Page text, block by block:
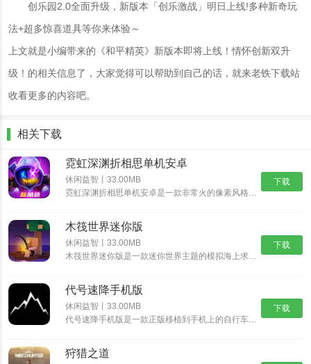
创乐园2.0全面升级，新版本「创乐激战」明日上线!多种新奇玩
法+超多惊喜道具等你来体验～
上文就是小编带来的《和平精英》新版本即将上线！情怀创新双升
级！的相关信息了，大家觉得可以帮助到自己的话，就来老铁下载站
收看更多的内容吧。
相关下载
下载
霓虹深渊折相思单机安卓
休闲益智丨33.00MB
霓虹深渊折相思单机安卓是一款非常火的像素风格动作冒险游戏，经典的像素风格，制作精湛的游戏场景，搭配出色的游戏音乐，为玩家带来身临其境的动作冒险体验，丰富精彩的游戏剧情，多样化的挑战任务，沉浸式体验......
下载
木筏世界迷你版
休闲益智丨33.00MB
木筏世界迷你版是一款迷你世界主题的模拟海上求生游戏，在木筏世界迷你版中可以从一块小木筏开始，收集资源，探索岛屿，发现大陆，结识伙伴，开启更精彩的迷你冒险之旅。沉浸式的探索玩法，带给你新鲜互动乐趣。......
下载
代号速降手机版
休闲益智丨33.00MB
代号速降手机版是一款正版移植到手机上的自行车骑行速降游戏。在这个游戏中，你将扮演一名自行车手，驾驶着自行车在险峻的山路上飞驰，挑战速降极限。游戏采用逼真的3D画面和流畅的操作，让你体验真实的自行车......
狩猎之道